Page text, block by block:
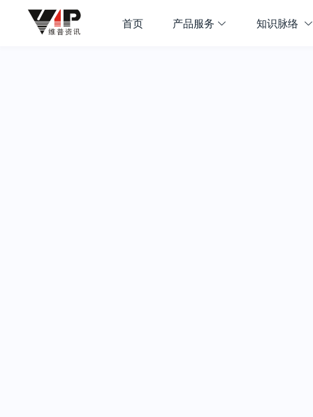
首页 产品服务 知识脉络